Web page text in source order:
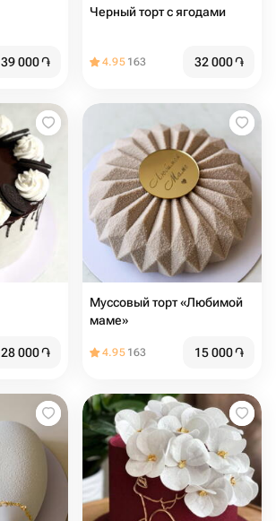
39 000֏
Черный торт с ягодами
4.95 163 32 000֏
28 000֏
Муссовый торт «Любимой
маме»
4.95 163 15 000֏